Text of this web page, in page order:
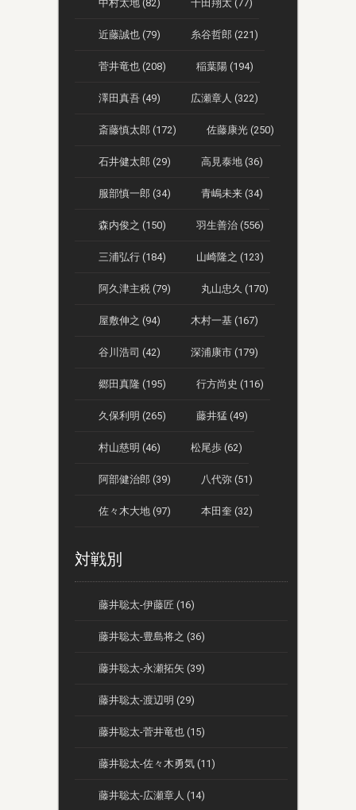
中村太地 (82) 千田翔太 (77)
近藤誠也 (79) 糸谷哲郎 (221)
菅井竜也 (208) 稲葉陽 (194)
澤田真吾 (49) 広瀬章人 (322)
斎藤慎太郎 (172) 佐藤康光 (250)
石井健太郎 (29) 高見泰地 (36)
服部慎一郎 (34) 青嶋未来 (34)
森内俊之 (150) 羽生善治 (556)
三浦弘行 (184) 山崎隆之 (123)
阿久津主税 (79) 丸山忠久 (170)
屋敷伸之 (94) 木村一基 (167)
谷川浩司 (42) 深浦康市 (179)
郷田真隆 (195) 行方尚史 (116)
久保利明 (265) 藤井猛 (49)
村山慈明 (46) 松尾歩 (62)
阿部健治郎 (39) 八代弥 (51)
佐々木大地 (97) 本田奎 (32)
対戦別
藤井聡太-伊藤匠 (16)
藤井聡太-豊島将之 (36)
藤井聡太-永瀬拓矢 (39)
藤井聡太-渡辺明 (29)
藤井聡太-菅井竜也 (15)
藤井聡太-佐々木勇気 (11)
藤井聡太-広瀬章人 (14)